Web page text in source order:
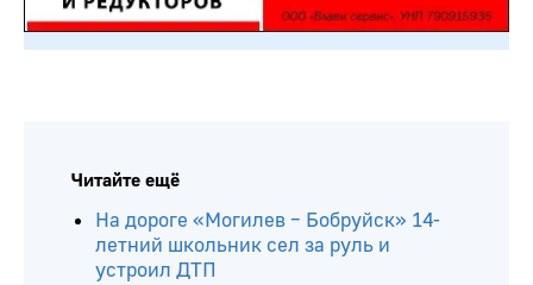
Читайте ещё
На дороге «Могилев – Бобруйск» 14-
летний школьник сел за руль и
устроил ДТП